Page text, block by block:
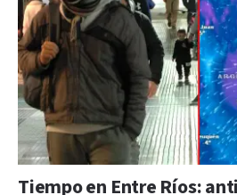
Tiempo en Entre Ríos: